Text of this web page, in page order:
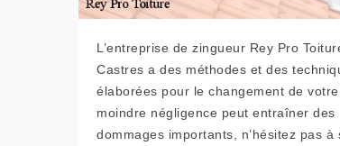
L’entreprise de zingueur Rey Pro
Castres a des méthodes et des
élaborées pour le changement de
moindre négligence peut entraîner des
dommages importants, n’hésitez pas à